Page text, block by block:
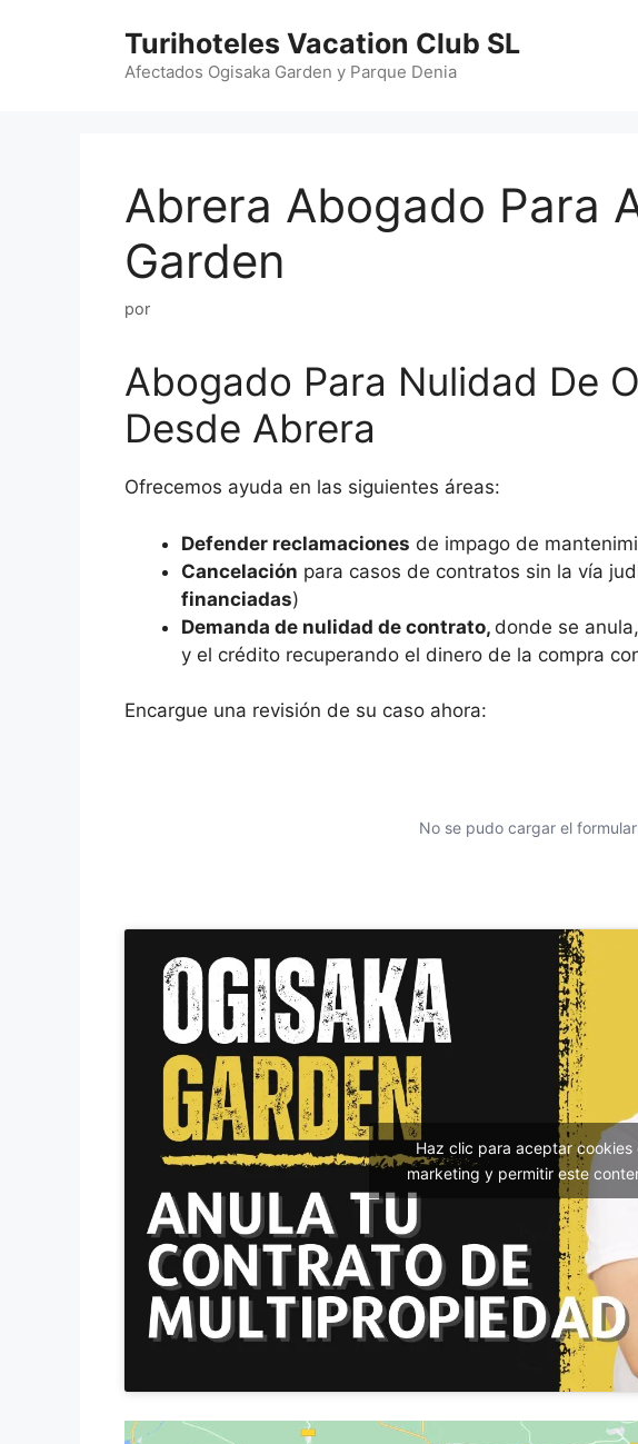
Turihoteles Vacation Club SL
Afectados Ogisaka Garden y Parque Denia
Abrera Abogado Para
Garden
por
Abogado Para Nulidad De
Desde Abrera
Ofrecemos ayuda en las siguientes áreas:
Defender reclamaciones de impago de
Cancelación para casos de contratos sin la vía
financiadas)
Demanda de nulidad de contrato, donde se
y el crédito recuperando el dinero de la compra
Encargue una revisión de su caso ahora:
No se pudo cargar el
Haz clic para aceptar cookies
marketing y permitir este